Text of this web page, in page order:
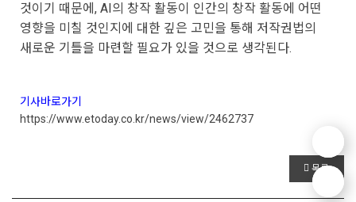
것이기 때문에, AI의 창작 활동이 인간의 창작 활동에 어떤
영향을 미칠 것인지에 대한 깊은 고민을 통해 저작권법의
새로운 기틀을 마련할 필요가 있을 것으로 생각된다.
기사바로가기
https://www.etoday.co.kr/news/view/2462737
목록